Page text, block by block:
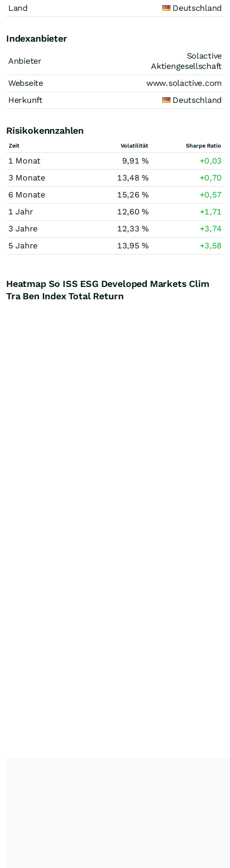
Land Deutschland
Indexanbieter
Anbieter
Solactive
Aktiengesellschaft
Webseite
www.solactive.com
Herkunft
Deutschland
Risikokennzahlen
Zeit Volatilität Sharpe Ratio
1 Monat 9,91 %
+0,03
3 Monate
13,48 %
+0,70
6 Monate
15,26 %
+0,57
1 Jahr
12,60 %
+1,71
3 Jahre
12,33 %
+3,74
5 Jahre
13,95 % +3,58
Heatmap So ISS ESG Developed Markets Clim
Tra Ben Index Total Return